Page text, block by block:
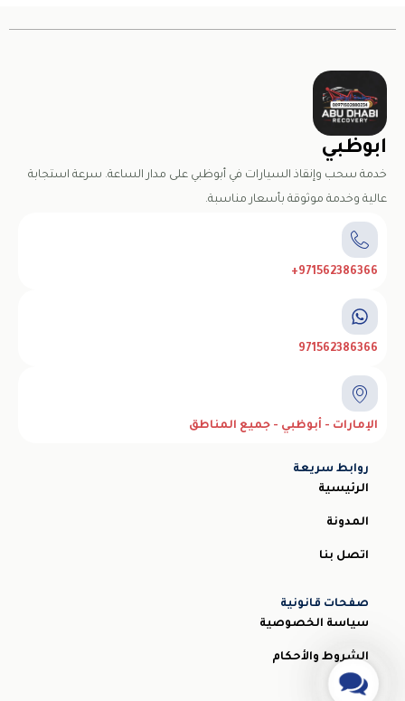
ابوظبي
خدمة سحب وإنقاذ السيارات في أبوظبي على مدار الساعة. سرعة استجابة
عالية وخدمة موثوقة بأسعار مناسبة.
971562386366+
971562386366
الإمارات - أبوظبي - جميع المناطق
روابط سريعة
الرئيسية
المدونة
اتصل بنا
صفحات قانونية
سياسة الخصوصية
الشروط والأحكام
Contact